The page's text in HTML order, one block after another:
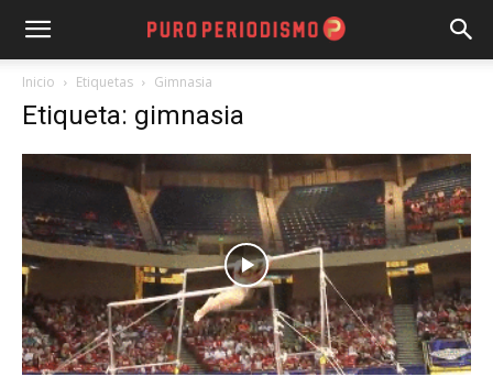
Inicio Etiquetas Gimnasia
Etiqueta: gimnasia